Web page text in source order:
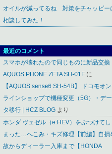
オイルが減ってるね 対策をチャッピー
相談してみた！
最近のコメント
スマホが壊れたので同じものに新品交
AQUOS PHONE ZETA SH-01F に
【AQUOS sense6 SH-54B】 ドコモオン
ラインショップで機種変更（5G）・デー
タ移行 | HCZ BLOG より
ホンダ ヴェゼル（e:HEV）をぶつけてし
まった…へこみ・キズ修理【前編】自損
故からディーラー入庫まで【HONDA